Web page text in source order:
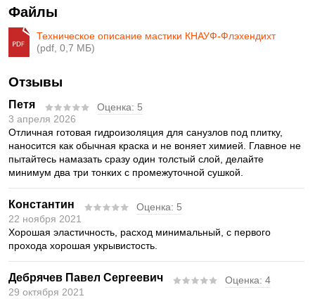
Файлы
Техническое описание мастики КНАУФ-Флэхендихт
(pdf, 0,7 МБ)
Отзывы
Петя Оценка: 5
3 апреля 2026
Отличная готовая гидроизоляция для санузлов под плитку,
наносится как обычная краска и не воняет химией. Главное не
пытайтесь намазать сразу один толстый слой, делайте
минимум два три тонких с промежуточной сушкой.
Константин Оценка: 5
22 ноября 2021
Хорошая эластичность, расход минимальный, с первого
прохода хорошая укрывистость.
Дебрячев Павел Сергеевич Оценка: 4
29 октября 2021